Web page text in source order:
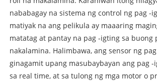
nababagay na sistema ng control ng pag -
matiyak na ang pelikula ay maaaring
matatag at pantay na pag -igting sa buong
nakalamina. Halimbawa, ang sensor ng
ginagamit upang masubaybayan ang pag
sa real time, at sa tulong ng mga motor o